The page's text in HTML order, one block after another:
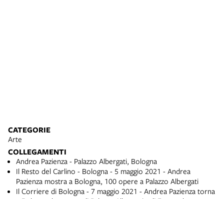
CATEGORIE
Arte
COLLEGAMENTI
Andrea Pazienza - Palazzo Albergati, Bologna
Il Resto del Carlino - Bologna - 5 maggio 2021 - Andrea
Pazienza mostra a Bologna, 100 opere a Palazzo Albergati
Il Corriere di Bologna - 7 maggio 2021 - Andrea Pazienza torna